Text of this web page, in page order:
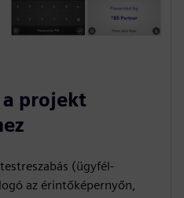
a projekt
(ügyfél-
az érintőképernyőn,